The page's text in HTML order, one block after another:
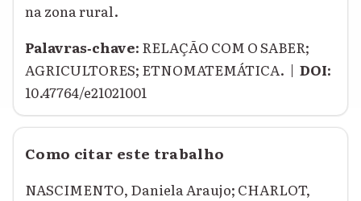
na zona rural.
Palavras‑chave: RELAÇÃO COM O SABER;
AGRICULTORES; ETNOMATEMÁTICA. | DOI:
10.47764/e21021001
Como citar este trabalho
NASCIMENTO, Daniela Araujo; CHARLOT,